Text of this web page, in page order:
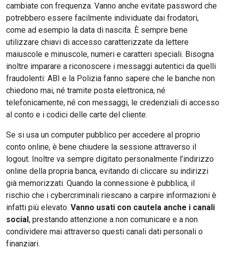
cambiate con frequenza. Vanno anche evitate password che
potrebbero essere facilmente individuate dai frodatori,
come ad esempio la data di nascita. È sempre bene
utilizzare chiavi di accesso caratterizzate da lettere
maiuscole e minuscole, numeri e caratteri speciali. Bisogna
inoltre imparare a riconoscere i messaggi autentici da quelli
fraudolenti: ABI e la Polizia fanno sapere che le banche non
chiedono mai, né tramite posta elettronica, né
telefonicamente, né con messaggi, le credenziali di accesso
al conto e i codici delle carte del cliente.
Se si usa un computer pubblico per accedere al proprio
conto online, è bene chiudere la sessione attraverso il
logout. Inoltre va sempre digitato personalmente l’indirizzo
online della propria banca, evitando di cliccare su indirizzi
già memorizzati. Quando la connessione è pubblica, il
rischio che i cybercriminali riescano a carpire informazioni è
infatti più elevato. Vanno usati con cautela anche i canali
social, prestando attenzione a non comunicare e a non
condividere mai attraverso questi canali dati personali o
finanziari.